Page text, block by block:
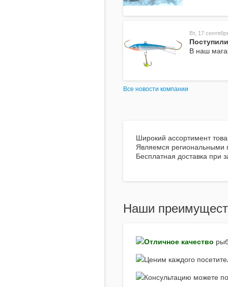
Вт, 17
В наш
Все новости компании
Широкий ассортимент
Являемся региональными
Бесплатная доставка при
Наши
Отличное качество
Ценим каждого
Консультацию можете